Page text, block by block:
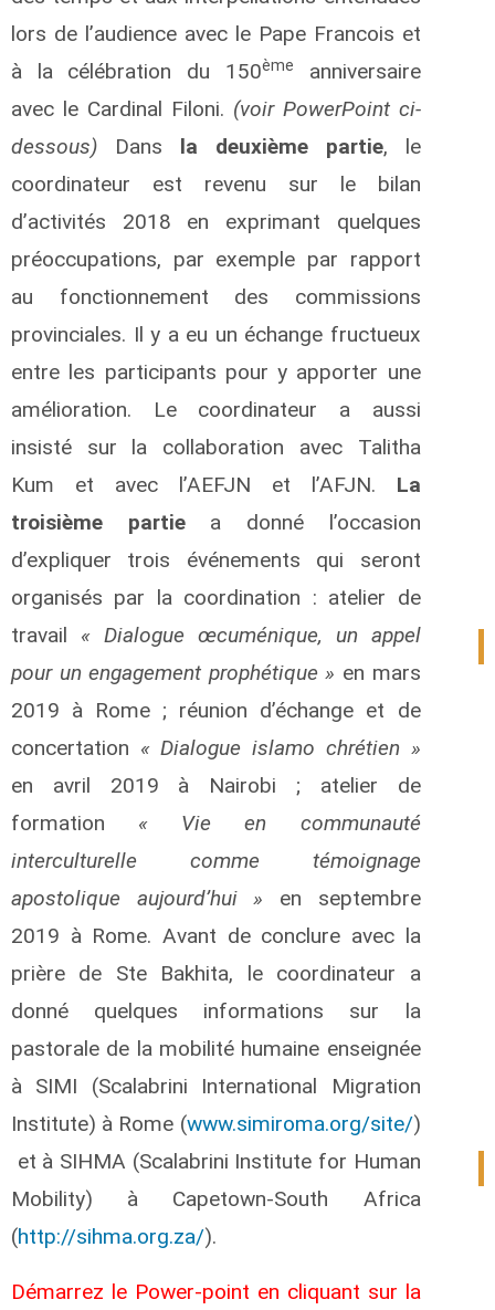
lors de l’audience avec le Pape Francois et
à la célébration du 150ème
anniversaire
avec le Cardinal Filoni. (voir PowerPoint ci-
dessous) Dans la deuxième partie, le
coordinateur est revenu sur le bilan
d’activités 2018 en exprimant quelques
préoccupations, par exemple par rapport
au fonctionnement des commissions
provinciales. Il y a eu un échange fructueux
entre les participants pour y apporter une
amélioration. Le coordinateur a aussi
insisté sur la collaboration avec Talitha
Kum et avec l’AEFJN et l’AFJN. La
troisième partiea donné l’occasion
d’expliquer trois événements qui seront
organisés par la coordination : atelier de
travail « Dialogue œcuménique, un appel
pour un engagement prophétique » en mars
2019 à Rome ; réunion d’échange et de
concertation « Dialogue islamo chrétien »
en avril 2019 à Nairobi ; atelier de
formation « Vie en communauté
interculturelle comme témoignage
apostolique aujourd’hui » en septembre
2019 à Rome. Avant de conclure avec la
prière de Ste Bakhita, le coordinateur a
donné quelques informations sur la
pastorale de la mobilité humaine enseignée
à SIMI (Scalabrini International Migration
Institute) à Rome (www.simiroma.org/site/)
et à SIHMA (Scalabrini Institute for Human
Mobility) à Capetown-South Africa
(http://sihma.org.za/).
Démarrez le Power-point en cliquant sur la